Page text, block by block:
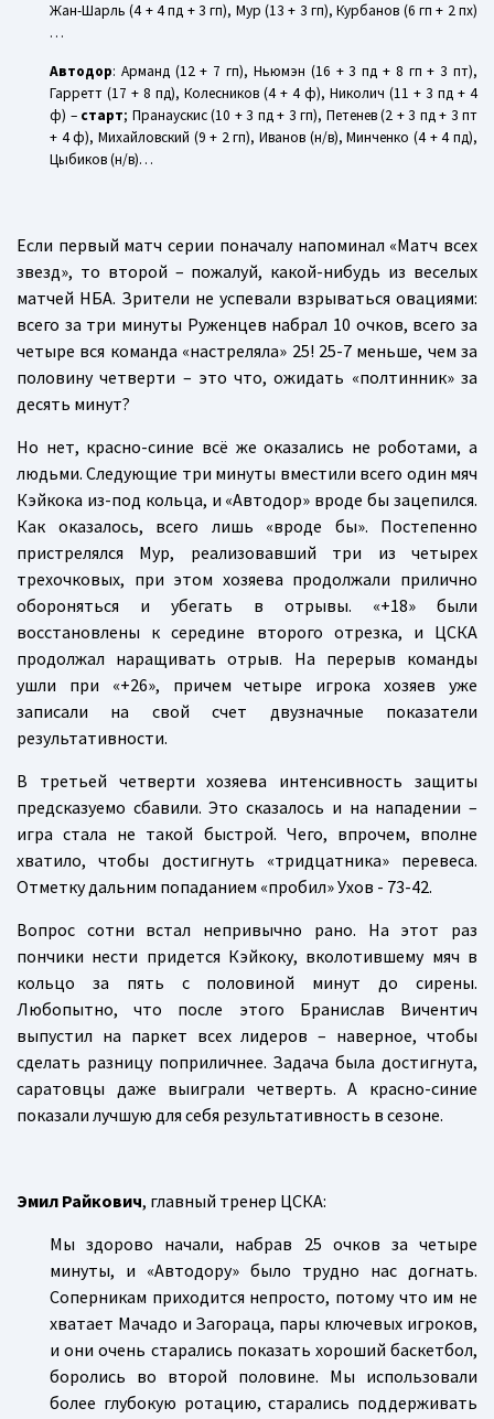
Жан-Шарль (4 + 4 пд + 3 гп), Мур (13 + 3 гп), Курбанов (6 гп + 2 пх)
…
Автодор: Арманд (12 + 7 гп), Ньюмэн (16 + 3 пд + 8 гп + 3 пт),
Гарретт (17 + 8 пд), Колесников (4 + 4 ф), Николич (11 + 3 пд + 4
ф) – старт; Пранаускис (10 + 3 пд + 3 гп), Петенев (2 + 3 пд + 3 пт
+ 4 ф), Михайловский (9 + 2 гп), Иванов (н/в), Минченко (4 + 4 пд),
Цыбиков (н/в)…
Если первый матч серии поначалу напоминал «Матч всех
звезд», то второй – пожалуй, какой-нибудь из веселых
матчей НБА. Зрители не успевали взрываться овациями:
всего за три минуты Руженцев набрал 10 очков, всего за
четыре вся команда «настреляла» 25! 25-7 меньше, чем за
половину четверти – это что, ожидать «полтинник» за
десять минут?
Но нет, красно-синие всё же оказались не роботами, а
людьми. Следующие три минуты вместили всего один мяч
Кэйкока из-под кольца, и «Автодор» вроде бы зацепился.
Как оказалось, всего лишь «вроде бы». Постепенно
пристрелялся Мур, реализовавший три из четырех
трехочковых, при этом хозяева продолжали прилично
обороняться и убегать в отрывы. «+18» были
восстановлены к середине второго отрезка, и ЦСКА
продолжал наращивать отрыв. На перерыв команды
ушли при «+26», причем четыре игрока хозяев уже
записали на свой счет двузначные показатели
результативности.
В третьей четверти хозяева интенсивность защиты
предсказуемо сбавили. Это сказалось и на нападении –
игра стала не такой быстрой. Чего, впрочем, вполне
хватило, чтобы достигнуть «тридцатника» перевеса.
Отметку дальним попаданием «пробил» Ухов - 73-42.
Вопрос сотни встал непривычно рано. На этот раз
пончики нести придется Кэйкоку, вколотившему мяч в
кольцо за пять с половиной минут до сирены.
Любопытно, что после этого Бранислав Вичентич
выпустил на паркет всех лидеров – наверное, чтобы
сделать разницу поприличнее. Задача была достигнута,
саратовцы даже выиграли четверть. А красно-синие
показали лучшую для себя результативность в сезоне.
Эмил Райкович, главный тренер ЦСКА:
Мы здорово начали, набрав 25 очков за четыре
минуты, и «Автодору» было трудно нас догнать.
Соперникам приходится непросто, потому что им не
хватает Мачадо и Загораца, пары ключевых игроков,
и они очень старались показать хороший баскетбол,
боролись во второй половине. Мы использовали
более глубокую ротацию, старались поддерживать